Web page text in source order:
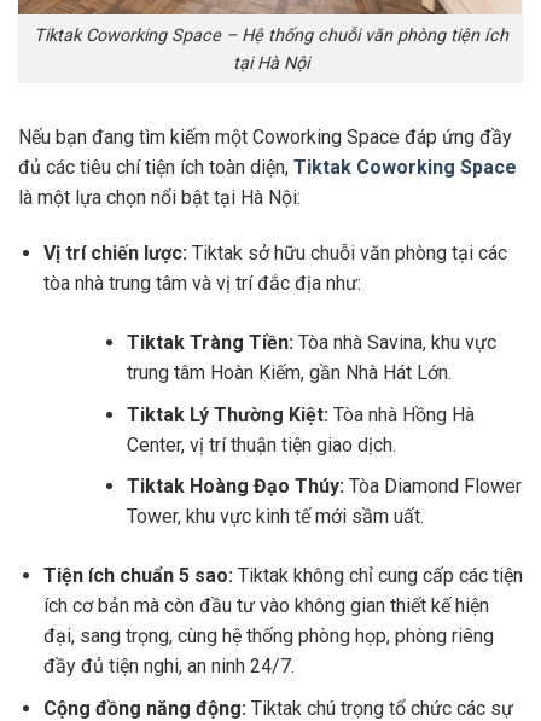
Tiktak Coworking Space – Hệ thống chuỗi văn phòng tiện ích
tại Hà Nội
Nếu bạn đang tìm kiếm một Coworking Space đáp ứng đầy
đủ các tiêu chí tiện ích toàn diện, Tiktak Coworking Space
là một lựa chọn nổi bật tại Hà Nội:
Vị trí chiến lược:Tiktak sở hữu chuỗi văn phòng tại các
tòa nhà trung tâm và vị trí đắc địa như:
Tiktak Tràng Tiền:Tòa nhà Savina, khu vực
trung tâm Hoàn Kiếm, gần Nhà Hát Lớn.
Tiktak Lý Thường Kiệt: Tòa nhà Hồng Hà
Center, vị trí thuận tiện giao dịch.
Tiktak Hoàng Đạo Thúy:Tòa Diamond Flower
Tower, khu vực kinh tế mới sầm uất.
Tiện ích chuẩn 5 sao:Tiktak không chỉ cung cấp các tiện
ích cơ bản mà còn đầu tư vào không gian thiết kế hiện
đại, sang trọng, cùng hệ thống phòng họp, phòng riêng
đầy đủ tiện nghi, an ninh 24/7.
Cộng đồng năng động:Tiktak chú trọng tổ chức các sự